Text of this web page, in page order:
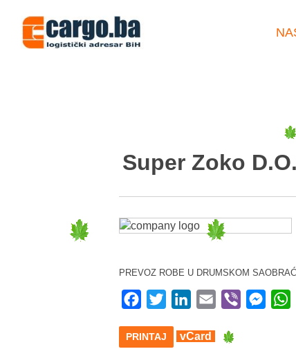
Super Zoko
PREVOZ ROBE U DRUMSKOM
Facebook
Twitter LinkedIn
Email Viber
PRINTAJ vCard